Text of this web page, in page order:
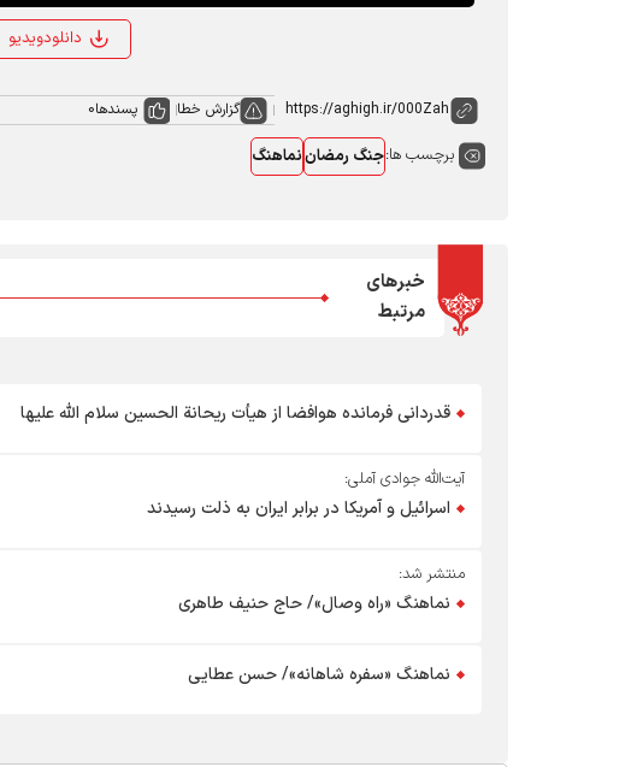
گزارش خطا پسندها0
برچسب ها:جنگ رمضاننماهنگ
خبرهای
مرتبط
قدردانی فرمانده هوافضا از هیأت ریحانة الحسین سلام الله علیها
آیت‌الله جوادی آملی:
اسرائیل و آمریکا در برابر ایران به ذلت رسیدند
منتشر شد:
نماهنگ «راه وصال»/ حاج حنیف طاهری
نماهنگ «سفره شاهانه»/ حسن عطایی